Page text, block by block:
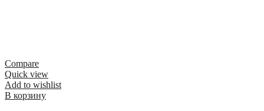
Compare
Quick view
Add to wishlist
В корзину